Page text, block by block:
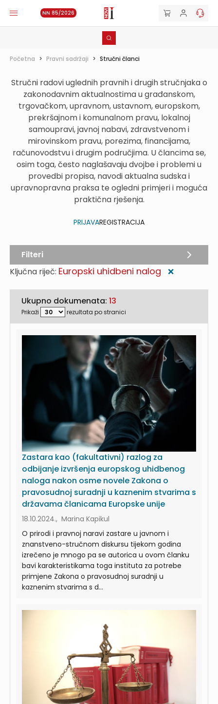
NN 85/2026
Početna > Pravni sadržaji > Stručni članci
Stručni radovi uglednih pravnih i drugih stručnjaka o
zakonodavnim aktualnostima u građanskom,
trgovačkom, upravnom, ustavnom, europskom,
prekršajnom i komunalnom pravu, lokalnoj
samoupravi, javnoj nabavi, zdravstvenom i
mirovinskom pravu, porezima, financijama,
računovodstvu i drugim područjima. U člancima se,
osim toga, često naglašavaju dvojbe i problemi u
provedbi propisa, navodi aktualna sudska i
upravnopravna praksa te ogledni primjeri i moguća
praktična rješenja.
PRIJAVAREGISTRACIJA
Ključna riječ: Europski uhidbeni nalog ❌
Ukupno dokumenata: 13
Prikaži rezultata po stranici
Zastara kao (fakultativni) razlog za
odbijanje izvršenja europskog uhidbenog
naloga nakon osme novele Zakona o
pravosudnoj suradnji u kaznenim stvarima s
državama članicama Europske unije
18.10.2024., Marina Kapikul
O prirodi i pravnoj naravi zastare u javnom i
znanstveno-stručnom diskursu tijekom godina
izrečeno je mnogo pa se autorica u ovom članku
bavi karakteristikama toga instituta za potrebe
primjene Zakona o pravosudnoj suradnji u
kaznenim stvarima s d...
Filteri